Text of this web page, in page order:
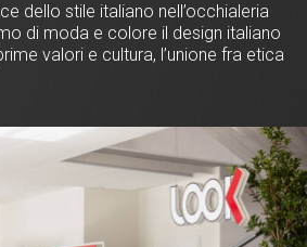
dello stile italiano nell’occhialeria
di moda e colore il design italiano
valori e cultura, l’unione fra etica